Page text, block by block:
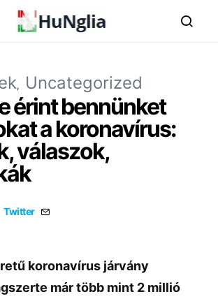
Uncategorized
érint bennünket
a koronavírus:
válaszok,
Twitter
koronavírus járvány
már több mint 2 millió